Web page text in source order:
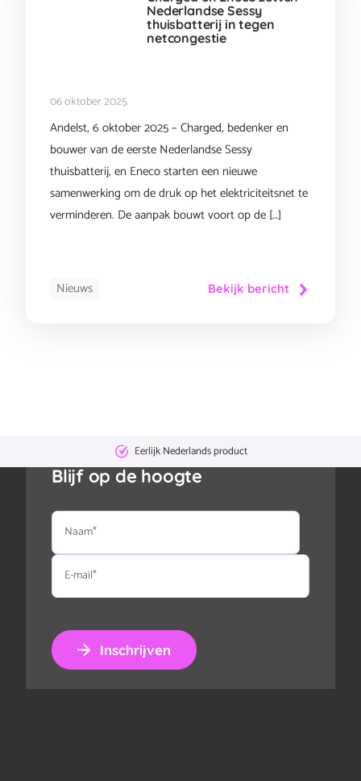
Nederlandse Sessy
thuisbatterij in tegen
netcongestie
06 oktober 2025
Andelst, 6 oktober 2025 – Charged, bedenker en
bouwer van de eerste Nederlandse Sessy
thuisbatterij, en Eneco starten een nieuwe
samenwerking om de druk op het elektriciteitsnet te
verminderen. De aanpak bouwt voort op de […]
Nieuws Bekijk bericht
Eerlijk Nederlands product
Blijf op de hoogte
Naam
E-
mail
Inschrijven